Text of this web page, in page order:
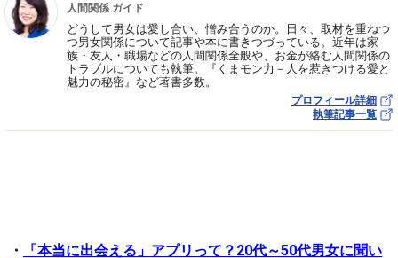
人間関係 ガイド
どうして男女は愛し合い、憎み合うのか。日々、取材を重ねつ
つ男女関係について記事や本に書きつづっている。近年は家
族・友人・職場などの人間関係全般や、お金が絡む人間関係の
トラブルについても執筆。『くまモン力－人を惹きつける愛と
魅力の秘密』など著書多数。
プロフィール詳細
執筆記事一覧
・
「本当に出会える」アプリって？20代～50代男女に聞い